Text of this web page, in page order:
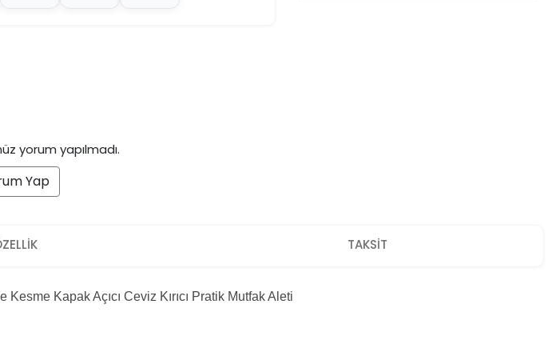
yorum yapılmadı.
Yap
TAKSİT
Kapak Açıcı Ceviz Kırıcı Pratik Mutfak Aleti